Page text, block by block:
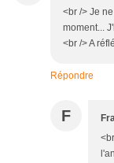
<br /> Je
moment...
<br /> A
Répondre
F